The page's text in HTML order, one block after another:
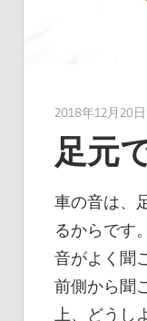
2018年12月20日
足元
車の音は、
るからです
音がよく聞
前側から聞
上、どうし